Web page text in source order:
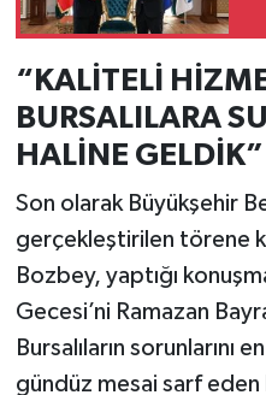
“KALİTELİ
BURSALILARA
HALİNE GELDİK”
Son olarak Büyükşehir
gerçekleştirilen törene
Bozbey, yaptığı
Gecesi’ni Ramazan
Bursalıların sorunlarını
gündüz mesai sarf eden